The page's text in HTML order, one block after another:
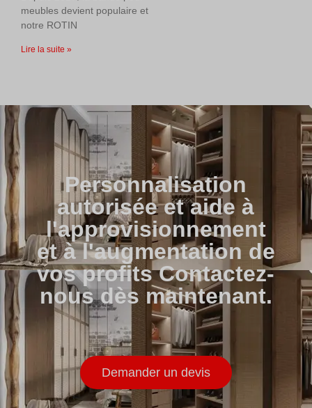
meubles devient populaire et
notre ROTIN
Lire la suite »
Personnalisation
autorisée et aide à
l'approvisionnement
et à l'augmentation de
vos profits Contactez-
nous dès maintenant.
Demander un devis